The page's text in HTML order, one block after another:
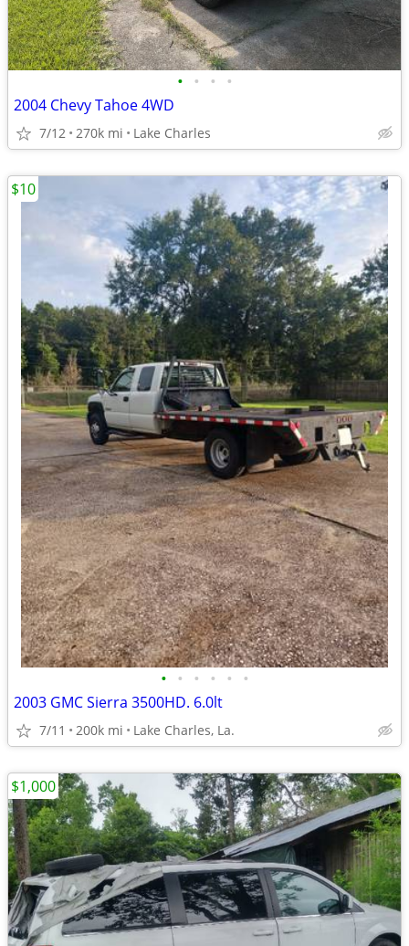
• • • •
2004 Chevy Tahoe 4WD
7/12 270k mi Lake Charles
• • • • • •
2003 GMC Sierra 3500HD. 6.0lt
7/11 200k mi Lake Charles, La.
$10
$1,000